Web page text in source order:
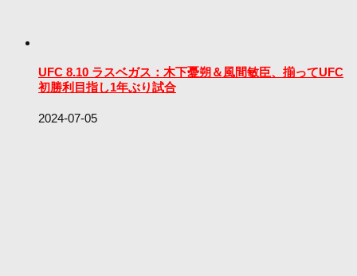
UFC 8.10 ラスベガス：木下憂朔＆風間敏臣、揃ってUFC
初勝利目指し1年ぶり試合
2024-07-05